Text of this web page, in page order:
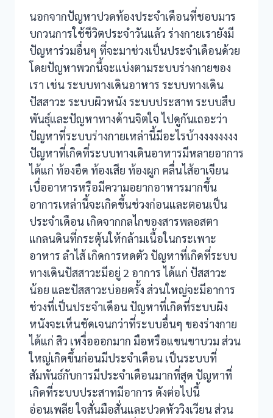
นอกจากปัญหาปวดท้องประจำเดือนที่ชอบมาร
บกวนการใช้ชีวิตประจำวันแล้ว ร่างกายเรายังมี
ปัญหาร่วมอื่นๆ ที่จะมาช่วงเป็นประจำเดือนด้วย
โดยปัญหาพวกนี้จะแบ่งตามระบบร่างกายของ
เรา เช่น ระบบทางเดินอาหาร ระบบทางเดิน
ปัสสาวะ ระบบผิวหนัง ระบบประสาท ระบบสืบ
พันธ์ุและปัญหาทางด้านจิตใจ ไปดูกันเถอะว่า
ปัญหาที่ระบบร่างกายเหล่านี้มีอะไรบ้างงงงงงงง
ปัญหาที่เกิดที่ระบบทางเดินอาหารมีหลายอาการ
ได้แก่ ท้องอืด ท้องเสีย ท้องผูก คลื่นไส้อาเจียน
เบื่ออาหารหรือมีความอยากอาหารมากขึ้น
อาการเหล่านี้จะเกิดขึ้นช่วงก่อนและตอนเป็น
ประจำเดือน เกิดจากกลไกของสารพลอสตา
แกลนดินที่กระตุ้นให้กล้ามเนื้อในกระเพาะ
อาหาร ลำไส้ เกิดการหดตัว ปัญหาที่เกิดที่ระบบ
ทางเดินปัสสาวะมีอยู่ 2 อาการ ได้แก่ ปัสสาวะ
น้อย และปัสสาวะบ่อยครั้ง ส่วนใหญ่จะมีอาการ
ช่วงที่เป็นประจำเดือน ปัญหาที่เกิดที่ระบบผิง
หนังจะเห็นชัดเจนกว่าที่ระบบอื่นๆ ของร่างกาย
ได้แก่ สิว เหงื่อออกมาก มือหรือแขนขาบวม ส่วน
ใหญ่เกิดขึ้นก่อนมีประจำเดือน เป็นระบบที่
สัมพันธ์กับการมีประจำเดือนมากที่สุด ปัญหาที่
เกิดที่ระบบประสาทมีอาการ ดังต่อไปนี้
อ่อนเพลีย ใจสั่นมือสั่นและปวดหัววิงเวียน ส่วน